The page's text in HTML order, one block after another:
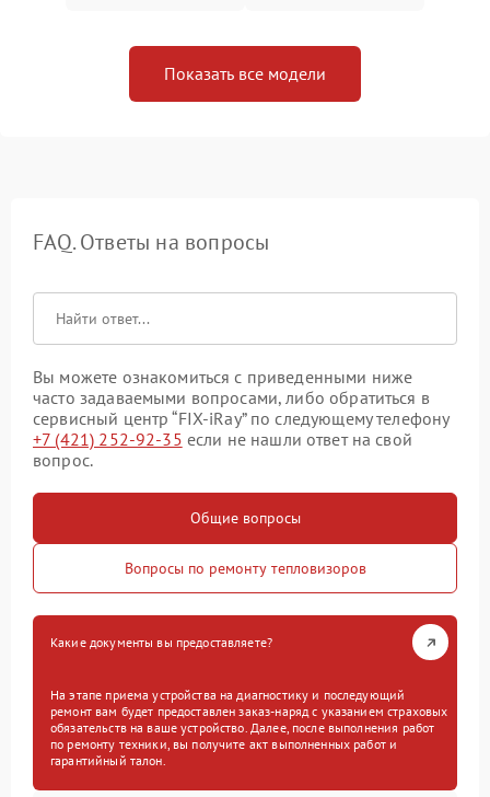
Показать все модели
FAQ. Ответы на вопросы
Вы можете ознакомиться с приведенными ниже
часто задаваемыми вопросами, либо обратиться в
сервисный центр “FIX-iRay” по следующему телефону
+7 (421) 252-92-35 если не нашли ответ на свой
вопрос.
Общие вопросы
Вопросы по ремонту тепловизоров
Какие документы вы предоставляете?
На этапе приема устройства на диагностику и последующий
ремонт вам будет предоставлен заказ-наряд с указанием страховых
обязательств на ваше устройство. Далее, после выполнения работ
по ремонту техники, вы получите акт выполненных работ и
гарантийный талон.